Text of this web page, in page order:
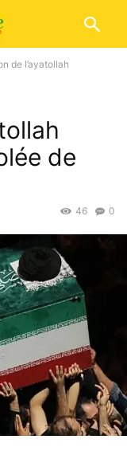
de l’ayatollah
de
0
46